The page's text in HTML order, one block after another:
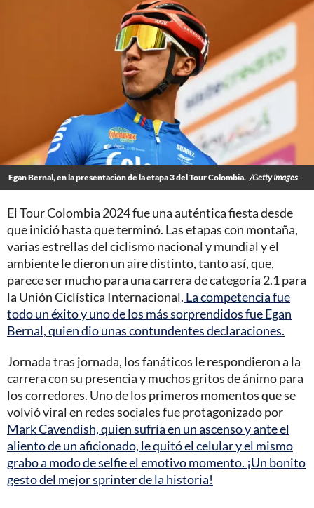
Egan Bernal, en la presentación de la etapa 3 del Tour Colombia. /Getty Images
El Tour Colombia 2024 fue una auténtica fiesta desde
que inició hasta que terminó. Las etapas con montaña,
varias estrellas del ciclismo nacional y mundial y el
ambiente le dieron un aire distinto, tanto así, que,
parece ser mucho para una carrera de categoría 2.1 para
la Unión Ciclística Internacional. La competencia fue
todo un éxito y uno de los más sorprendidos fue Egan
Bernal, quien dio unas contundentes declaraciones.
Jornada tras jornada, los fanáticos le respondieron a la
carrera con su presencia y muchos gritos de ánimo para
los corredores. Uno de los primeros momentos que se
volvió viral en redes sociales fue protagonizado por
Mark Cavendish, quien sufría en un ascenso y ante el
aliento de un aficionado, le quitó el celular y el mismo
grabo a modo de selfie el emotivo momento. ¡Un bonito
gesto del mejor sprinter de la historia!